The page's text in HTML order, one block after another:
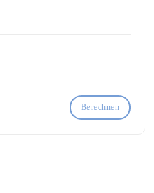
Berechnen